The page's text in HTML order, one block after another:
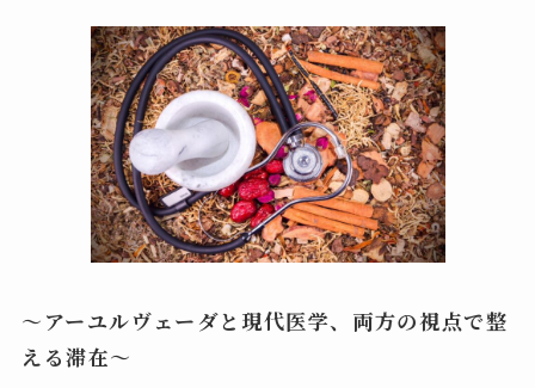
〜アーユルヴェーダと現代医学、両方の視点で整
える滞在〜